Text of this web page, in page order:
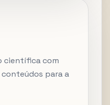
científica com
para a